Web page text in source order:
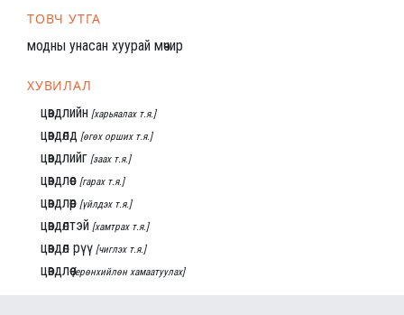
ТОВЧ УТГА
модны унасан хуурай мөчир
ХУВИЛАЛ
цөвдлийн [харьяалах т.я.]
цөвдөлд [өгөх орших т.я.]
цөвдлийг [заах т.я.]
цөвдлөөс [гарах т.я.]
цөвдлөөр [үйлдэх т.я.]
цөвдөлтэй [хамтрах т.я.]
цөвдөл рүү [чиглэх т.я.]
цөвдлөө [ерөнхийлөн хамаатуулах]